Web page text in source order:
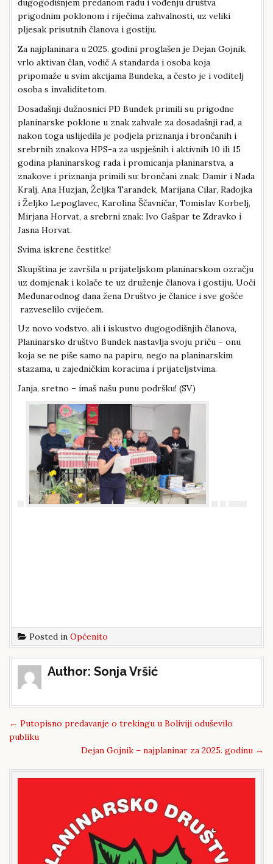
dugogodišnjem predanom radu i vođenju društva
prigodnim poklonom i riječima zahvalnosti, uz veliki
pljesak prisutnih članova i gostiju.
Za najplaninara u 2025. godini proglašen je Dejan Gojnik,
vrlo aktivan član, vodič A standarda i osoba koja
pripomaže u svim akcijama Bundeka, a često je i voditelj
osoba s invaliditetom.
Dosadašnji dužnosnici PD Bundek primili su prigodne
planinarske poklone u znak zahvale za dosadašnji rad, a
nakon toga uslijedila je podjela priznanja i brončanih i
srebrnih znakova HPS-a za uspješnih i aktivnih 10 ili 15
godina planinarskog rada i promicanja planinarstva, a
znakove i priznanja primili su: brončani znak: Damir i Nada
Kralj, Ana Huzjan, Željka Tarandek, Marijana Cilar, Radojka
i Željko Lepoglavec, Karolina Ščavničar, Tomislav Korbelj,
Mirjana Horvat, a srebrni znak: Ivo Gašpar te Zdravko i
Jasna Horvat.
Svima iskrene čestitke!
Skupština je završila u prijateljskom planinarskom ozračju
uz domjenak i kolače te uz druženje članova i gostiju. Uoči
Međunarodnog dana žena Društvo je članice i sve gošće
razveselilo cvijećem.
Uz novo vodstvo, ali i iskustvo dugogodišnjih članova,
Planinarsko društvo Bundek nastavlja svoju priču – onu
koja se ne piše samo na papiru, nego na planinarskim
stazama, u zajedničkim koracima i prijateljstvima.
Janja, sretno – imaš našu punu podršku! (SV)
Posted in Općenito
Author: Sonja Vršić
Post
navigation
← Putopisno predavanje o trekingu u Boliviji oduševilo
publiku
Dejan Gojnik – najplaninar za 2025. godinu →